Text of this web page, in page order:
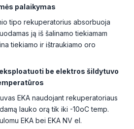
palaikymas
tipo rekuperatorius absorbuoja
ją iš šalinamo tiekiamam
tiekiamo ir ištraukiamo oro
be elektros šildytuvo
EKA naudojant rekuperatoriaus
lauko orą tik iki -10oC temp.
EKA bei EKA NV el.